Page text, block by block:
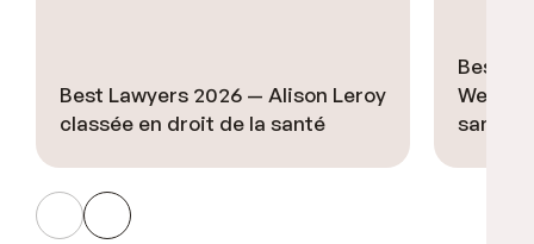
Best Lawyers 2026 — Alison Leroy
classée en droit de la santé
Best
Welsch
santé